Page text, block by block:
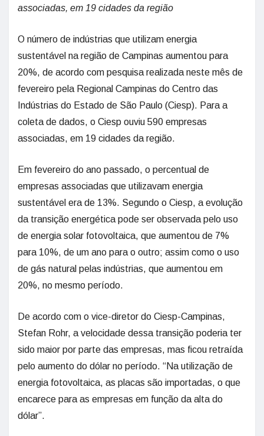
associadas, em 19 cidades da região
O número de indústrias que utilizam energia
sustentável na região de Campinas aumentou para
20%, de acordo com pesquisa realizada neste mês de
fevereiro pela Regional Campinas do Centro das
Indústrias do Estado de São Paulo (Ciesp). Para a
coleta de dados, o Ciesp ouviu 590 empresas
associadas, em 19 cidades da região.
Em fevereiro do ano passado, o percentual de
empresas associadas que utilizavam energia
sustentável era de 13%. Segundo o Ciesp, a evolução
da transição energética pode ser observada pelo uso
de energia solar fotovoltaica, que aumentou de 7%
para 10%, de um ano para o outro; assim como o uso
de gás natural pelas indústrias, que aumentou em
20%, no mesmo período.
De acordo com o vice-diretor do Ciesp-Campinas,
Stefan Rohr, a velocidade dessa transição poderia ter
sido maior por parte das empresas, mas ficou retraída
pelo aumento do dólar no período. “Na utilização de
energia fotovoltaica, as placas são importadas, o que
encarece para as empresas em função da alta do
dólar”.